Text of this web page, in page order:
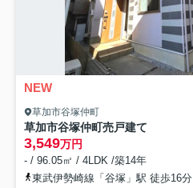
NEW
草加市谷塚仲町
草加市谷塚仲町売戸建て
3,549万円
- / 96.05㎡ / 4LDK /築14年
東武伊勢崎線「谷塚」駅 徒歩16分